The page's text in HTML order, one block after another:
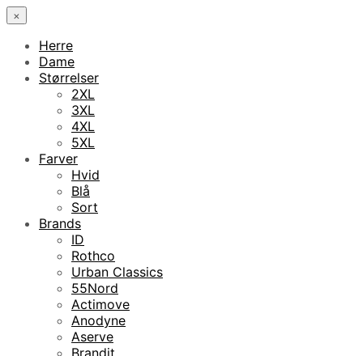
×
Herre
Dame
Størrelser
2XL
3XL
4XL
5XL
Farver
Hvid
Blå
Sort
Brands
ID
Rothco
Urban Classics
55Nord
Actimove
Anodyne
Aserve
Brandit